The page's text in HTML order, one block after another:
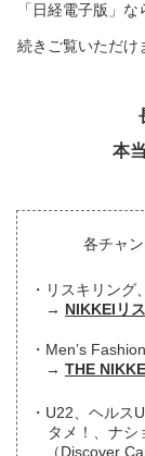
「日経電子版」
続きご覧いただけ
本
各チャ
リスキリング
NIKKEIリ
Men’s
THE
U22、ヘルス
タメ！、ナシ
（Discover